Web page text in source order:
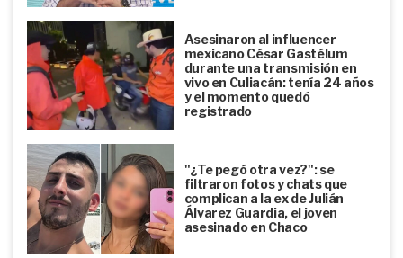
Asesinaron al influencer
mexicano César Gastélum
durante una transmisión en
vivo en Culiacán: tenía 24 años
y el momento quedó
registrado
"¿Te pegó otra vez?": se
filtraron fotos y chats que
complican a la ex de Julián
Álvarez Guardia, el joven
asesinado en Chaco